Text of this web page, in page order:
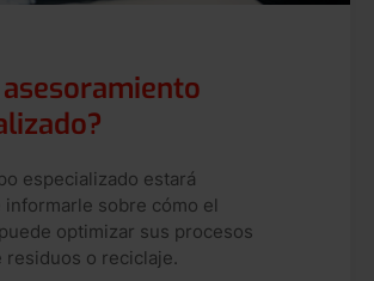
asesoramiento
especializado estará
informarle sobre cómo el
optimizar sus procesos
residuos o reciclaje.